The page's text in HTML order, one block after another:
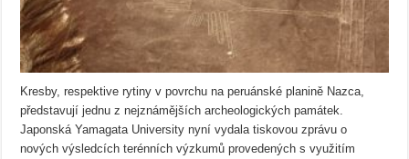
Kresby, respektive rytiny v povrchu na peruánské planině Nazca,
představují jednu z nejznámějších archeologických památek.
Japonská Yamagata University nyní vydala tiskovou zprávu o
nových výsledcích terénních výzkumů provedených s využitím